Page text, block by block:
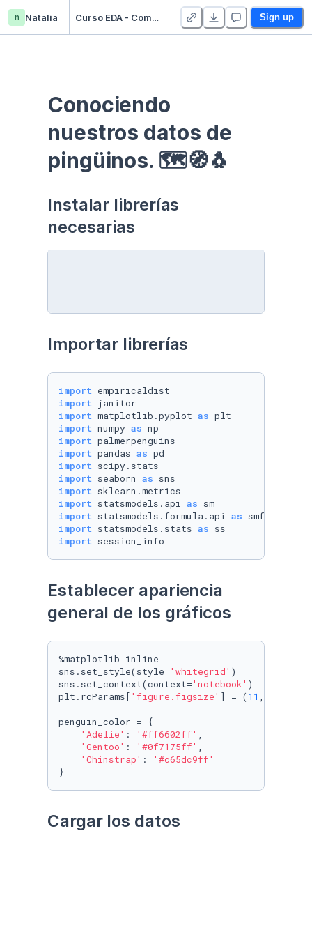
n Natalia Curso EDA - Communication - Duplicate Sign up
Conociendo
nuestros datos de
pingüinos. 🗺🧭🐧
Instalar librerías
necesarias
Importar librerías
import
import
import matplotlib.pyplot as
import numpy as
import
import pandas as
import
import seaborn as
import
import statsmodels.api as
import statsmodels.formula.api as
import statsmodels.stats as
import session_info
Establecer apariencia
general de los gráficos
%matplotlib inline
sns.set_style(style='whitegrid' )
sns.set_context(context='notebook' )
plt.rcParams[ 'figure.figsize' ] = ( 11 ,
penguin_color = {
'Adelie' : '#ff6602ff' ,
'Gentoo' : '#0f7175ff' ,
'Chinstrap' :
'#c65dc9ff'
}
Cargar los datos